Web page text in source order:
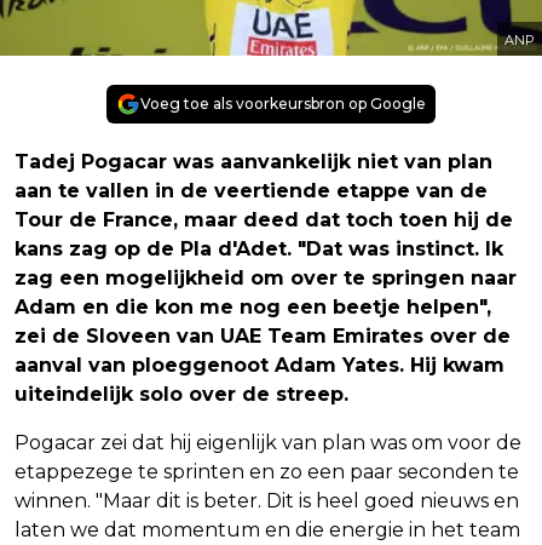
ANP
Voeg toe als voorkeursbron op Google
Tadej Pogacar was aanvankelijk niet van plan
aan te vallen in de veertiende etappe van de
Tour de France, maar deed dat toch toen hij de
kans zag op de Pla d'Adet. "Dat was instinct. Ik
zag een mogelijkheid om over te springen naar
Adam en die kon me nog een beetje helpen",
zei de Sloveen van UAE Team Emirates over de
aanval van ploeggenoot Adam Yates. Hij kwam
uiteindelijk solo over de streep.
Pogacar zei dat hij eigenlijk van plan was om voor de
etappezege te sprinten en zo een paar seconden te
winnen. "Maar dit is beter. Dit is heel goed nieuws en
laten we dat momentum en die energie in het team